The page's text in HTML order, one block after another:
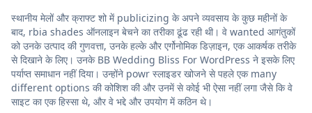
स्थानीय मेलों और क्राफ्ट शो में publicizing के अपने व्यवसाय के कुछ महीनों के
बाद, rbia shades ऑनलाइन बेचने का तरीका ढूंढ रही थी। वे wanted आगंतुकों
को उनके उत्पाद की गुणवत्ता, उनके हल्के और एर्गोनोमिक डिज़ाइन, एक आकर्षक तरीके
से दिखाने के लिए। उनके BB Wedding Bliss For WordPress ने इसके लिए
पर्याप्त समाधान नहीं दिया। उन्होंने powr स्लाइडर खोजने से पहले एक many
different options की कोशिश की और उनमें से कोई भी ऐसा नहीं लगा जैसे कि वे
साइट का एक हिस्सा थे, और वे भद्दे और उपयोग में कठिन थे।